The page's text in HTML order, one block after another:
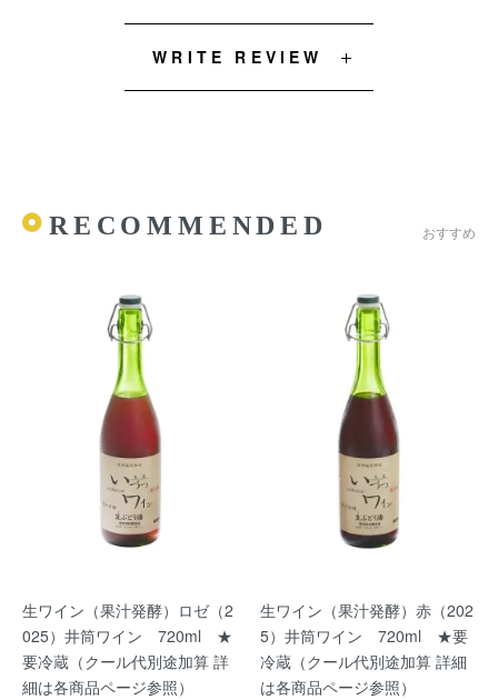
WRITE REVIEW
RECOMMENDED おすすめ
生ワイン（果汁発酵）ロゼ（2
025）井筒ワイン 720ml ★
要冷蔵（クール代別途加算 詳
細は各商品ページ参照）
生ワイン（果汁発酵）赤（202
5）井筒ワイン 720ml ★要
冷蔵（クール代別途加算 詳細
は各商品ページ参照）